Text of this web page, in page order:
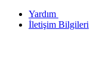
Yardım
İletişim Bilgileri